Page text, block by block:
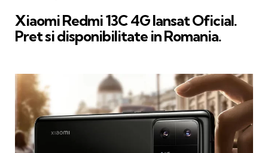
Xiaomi Redmi 13C 4G lansat Oficial.
Pret si disponibilitate in Romania.